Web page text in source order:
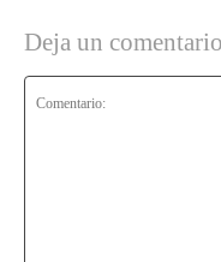
Deja un comentario